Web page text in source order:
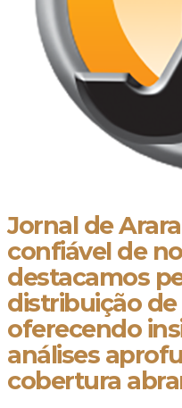
Jornal de
confiável de
destacamos
distribuição de
oferecendo
análises
cobertura